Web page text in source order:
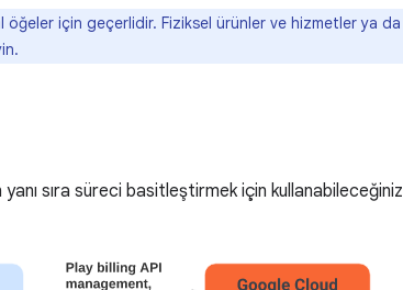
için geçerlidir. Fiziksel ürünler ve hizmetler ya da
sıra süreci basitleştirmek için kullanabileceğiniz